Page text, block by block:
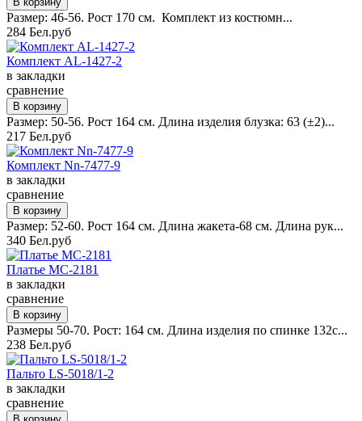
Размер: 46-56. Рост 170 см. Комплект из костюмн...
284 Бел.руб
Комплект AL-1427-2
в закладки
сравнение
Размер: 50-56. Рост 164 см. Длина изделия блузка: 63 (±2)...
217 Бел.руб
Комплект Nn-7477-9
в закладки
сравнение
Размер: 52-60. Рост 164 см. Длина жакета-68 см. Длина рук...
340 Бел.руб
Платье MC-2181
в закладки
сравнение
Размеры 50-70. Рост: 164 см. Длина изделия по спинке 132с...
238 Бел.руб
Пальто LS-5018/1-2
в закладки
сравнение